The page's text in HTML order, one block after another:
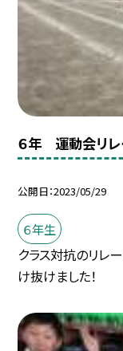
６年 運動会リ
公開日 2023/05/29
６年生
クラス対抗のリレ
け抜けました！